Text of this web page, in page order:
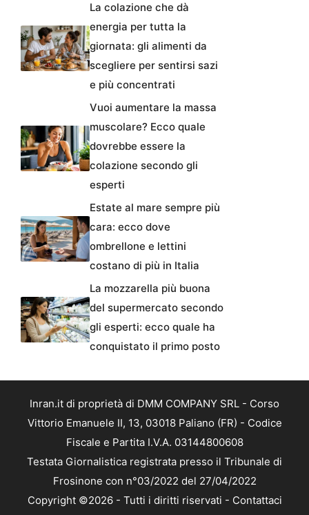
La colazione che dà
energia per tutta la
giornata: gli alimenti da
scegliere per sentirsi sazi
e più concentrati
Vuoi aumentare la massa
muscolare? Ecco quale
dovrebbe essere la
colazione secondo gli
esperti
Estate al mare sempre più
cara: ecco dove
ombrellone e lettini
costano di più in Italia
La mozzarella più buona
del supermercato secondo
gli esperti: ecco quale ha
conquistato il primo posto
Inran.it di proprietà di DMM COMPANY SRL - Corso
Vittorio Emanuele II, 13, 03018 Paliano (FR) - Codice
Fiscale e Partita I.V.A. 03144800608
Testata Giornalistica registrata presso il Tribunale di
Frosinone con n°03/2022 del 27/04/2022
Copyright ©2026 - Tutti i diritti riservati - Contattaci